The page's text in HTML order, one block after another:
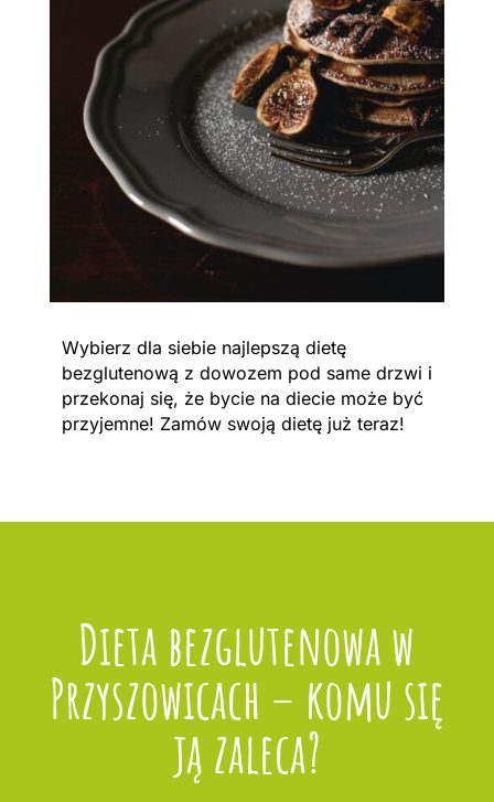
Wybierz dla siebie najlepszą dietę
bezglutenową z dowozem pod same drzwi i
przekonaj się, że bycie na diecie może być
przyjemne! Zamów swoją dietę już teraz!
Dieta bezglutenowa w
Przyszowicach – komu się
ją zaleca?